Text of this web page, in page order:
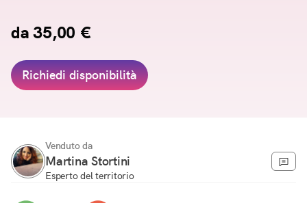
Venduto da
Martina Stortini
Esperto del territorio
da 35,00 €
Richiedi disponibilità